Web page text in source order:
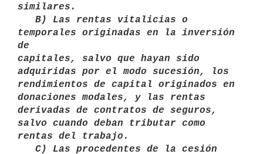
similares.
temporales originadas en la inversión
de
capitales, salvo que hayan sido
adquiridas por el modo sucesión, los
rendimientos de capital originados en
donaciones modales, y las rentas
derivadas de contratos de seguros,
salvo cuando deban tributar como
rentas del trabajo.